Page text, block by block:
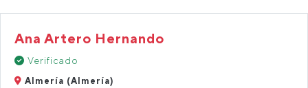
Ana Artero Hernando
Verificado
Almería (Almería)